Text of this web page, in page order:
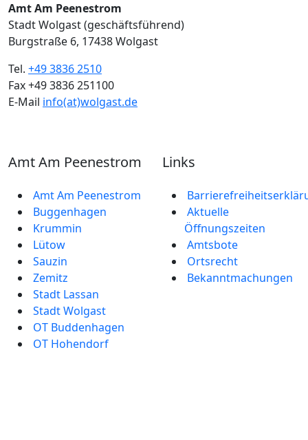
Amt Am Peenestrom
Stadt Wolgast (geschäftsführend)
Burgstraße 6, 17438 Wolgast
Tel. +49 3836 2510
Fax +49 3836 251100
E-Mail info(at)wolgast.de
Amt Am Peenestrom
Amt Am Peenestrom
Buggenhagen
Krummin
Lütow
Sauzin
Zemitz
Stadt Lassan
Stadt Wolgast
OT Buddenhagen
OT Hohendorf
Links
Aktuelle
Öffnungszeiten
Amtsbote
Ortsrecht
Bekannt­machungen